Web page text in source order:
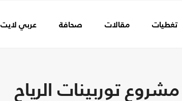
تغطيات مقالات صحافة عربي لايت
توربينات الرياح